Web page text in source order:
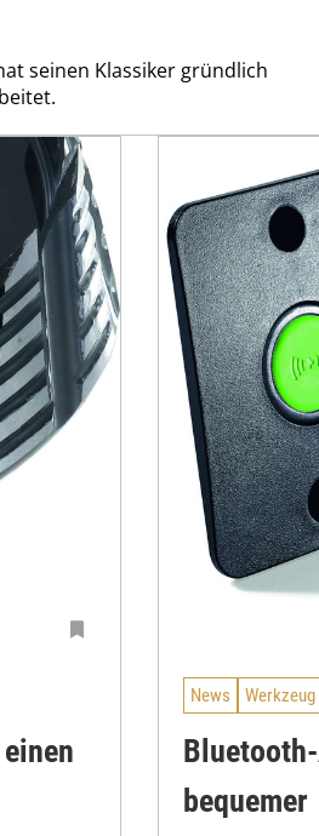
seinen Klassiker gründlich
News
bequemer